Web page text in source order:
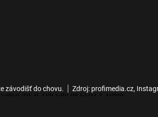
závodišť do chovu. Zdroj: profimedia.cz,